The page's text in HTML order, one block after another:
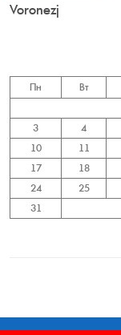
Voronezj
Пн Вт
3
4
10
11
17
18
24
25
31